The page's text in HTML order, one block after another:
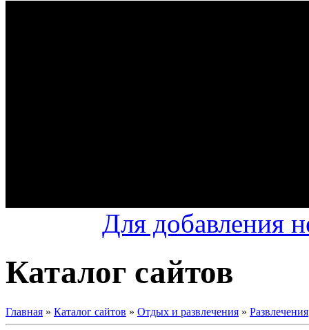
Для добавления
Каталог сайтов
Главная » Каталог сайтов » Отдых и развлечения » Развлечения